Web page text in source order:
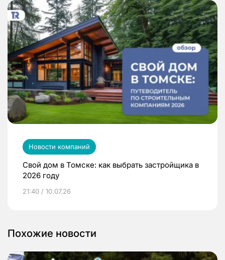
Новости компаний
Свой дом в Томске: как выбрать застройщика в
2026 году
21:40 / 10.07.26
Похожие новости